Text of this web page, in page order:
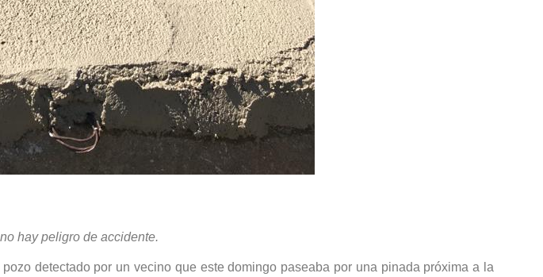
hay peligro de accidente.
detectado por un vecino que este domingo paseaba por una pinada próxima a la